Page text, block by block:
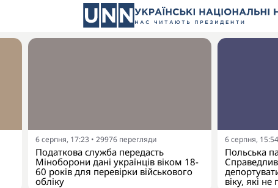
6 серпня, 17:23 • 29976 перегляди
Податкова служба передасть
Міноборони дані українців віком 18-
60 років для перевірки військового
обліку
6 серпня, 15:54
Польська
віку, які